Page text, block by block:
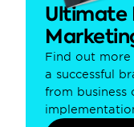
Ultimate
Find out
a successful
from business